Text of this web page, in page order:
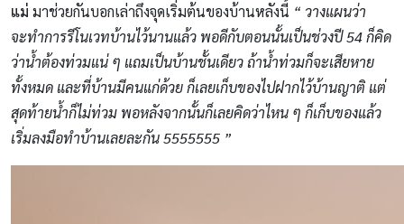
แม่ มาช่วยกันบอกเล่าถึงจุดเริ่มต้นของบ้านหลังนี้ “ วางแผนว่า
จะทําการรีโนเวทบ้านไว้นานแล้ว พอดีกับตอนนั้นเป็นช่วงปี 54 ก็คิด
ว่าน้ำต้องท่วมแน่ ๆ แถมเป็นบ้านชั้นเดียว ถ้าน้ำท่วมก็จะเสียหาย
ทั้งหมด และที่บ้านมีคนแก่ด้วย ก็เลยเก็บของไปฝากไว้บ้านญาติ แต่
สุดท้ายน้ำก็ไม่ท่วม พอหลังจากนั้นก็เลยคิดว่าไหน ๆ ก็เก็บของแล้ว
เริ่มลงมือทําบ้านเลยละกัน 5555555 ”